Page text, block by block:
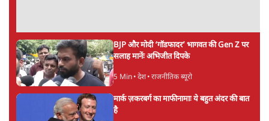
BJP और मोदी ‘गॉडफादर’ भागवत की Gen Z पर
सलाह मानेंः अभिजीत दिपके
5 Min• देश• राजनीतिक ब्यूरो
मार्क ज़करबर्ग का माफीनामाः ये बहुत अंदर की बात
है